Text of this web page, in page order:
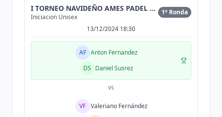
I TORNEO NAVIDEÑO AMES PADEL CENTER
Iniciacion Unisex
1ª Ronda
13/12/2024 18:30
AF Anton Fernandez
DS Daniel Susrez
vs
VF Valeriano Fernández